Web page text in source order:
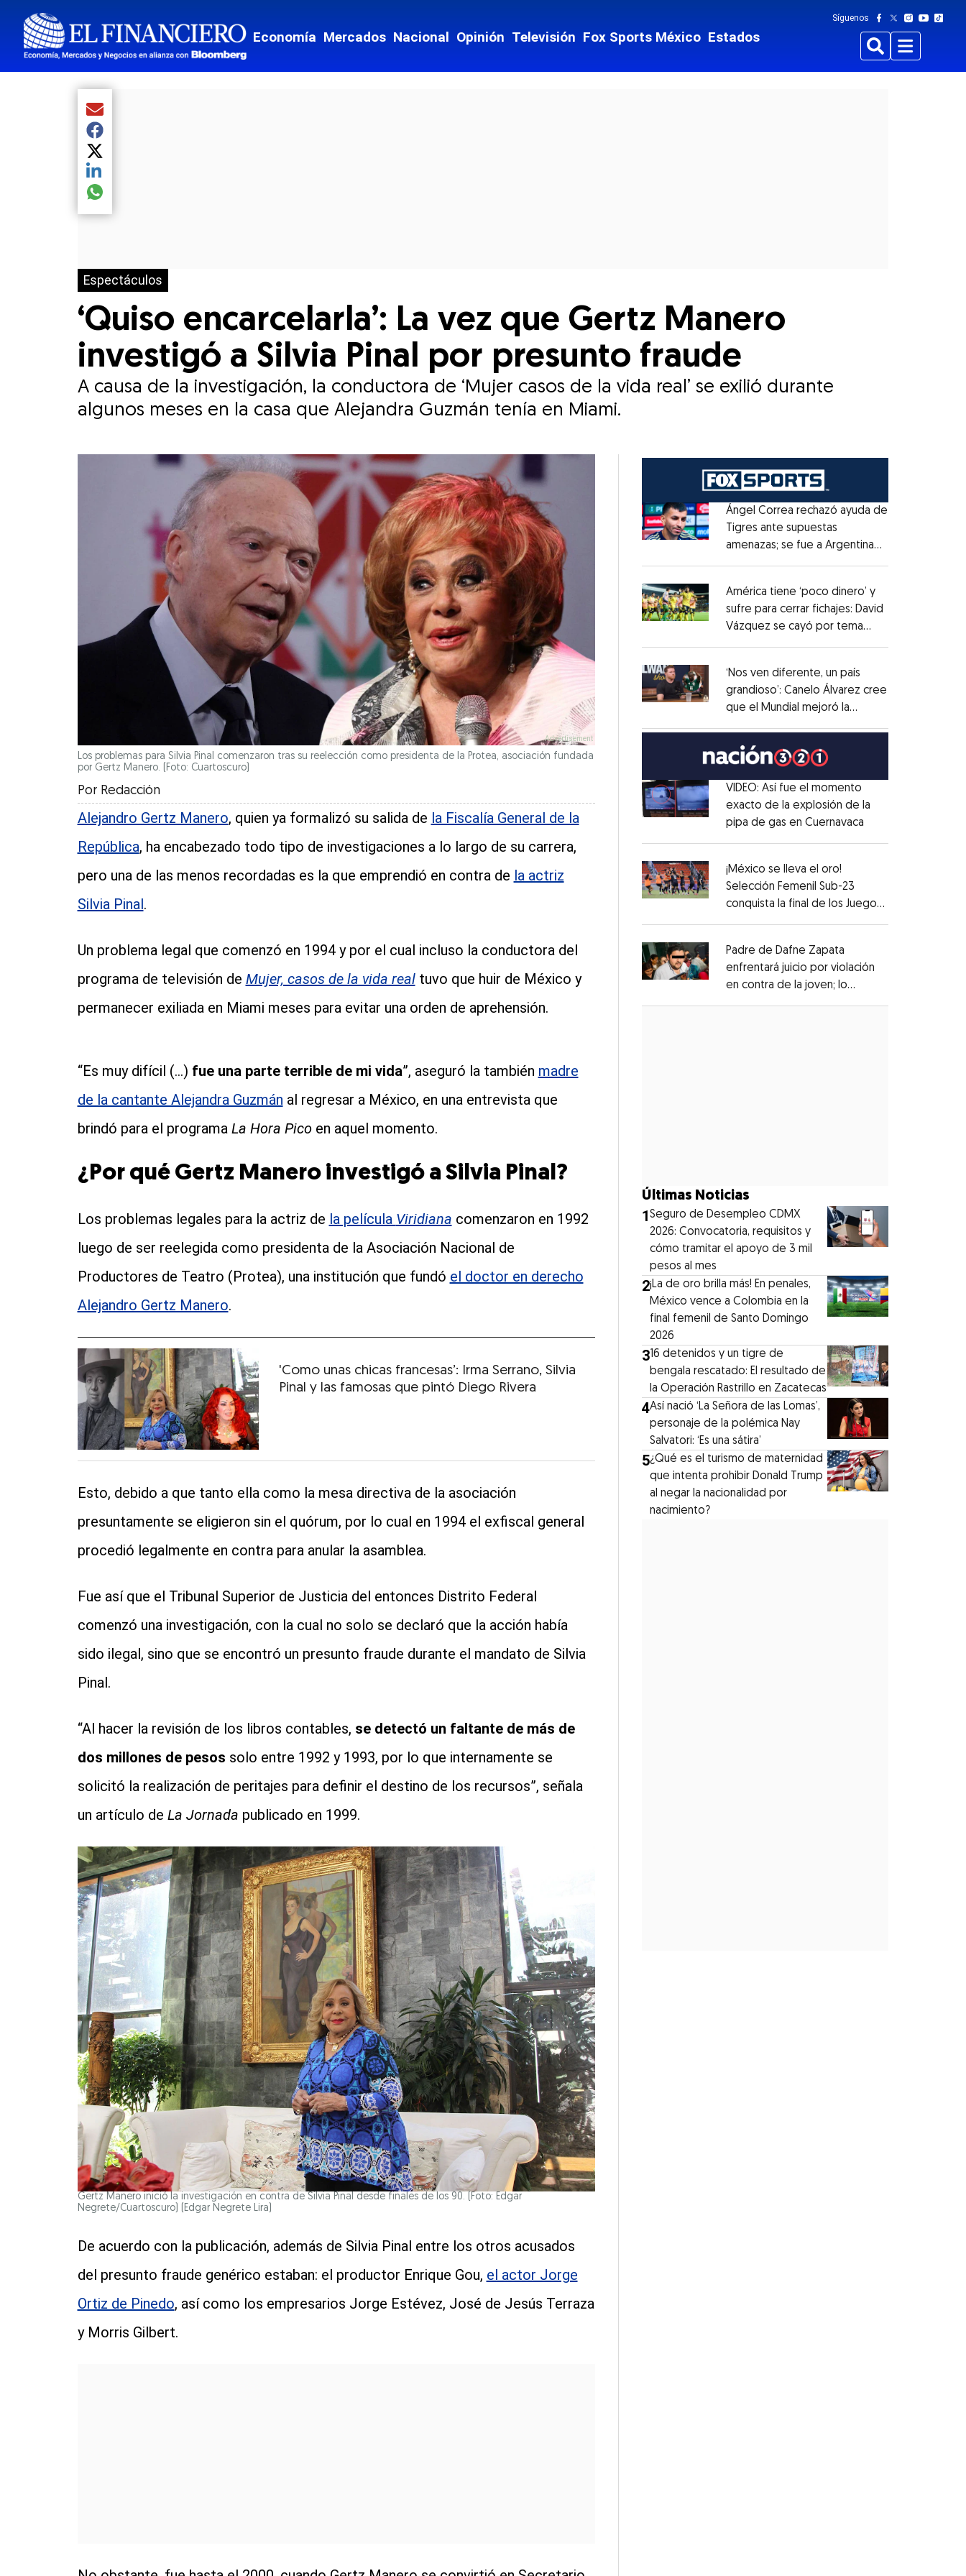
Economía Mercados Nacional Opinión Televisión Fox Sports México Estados
Síguenos
BuscarMenu
Espectáculos
‘Quiso encarcelarla’: La vez que Gertz Manero
investigó a Silvia Pinal por presunto fraude
A causa de la investigación, la conductora de ‘Mujer casos de la vida real’ se exilió durante
algunos meses en la casa que Alejandra Guzmán tenía en Miami.
Compartir el artículo actual mediante Email
Compartir el artículo actual mediante Facebook
Compartir el artículo actual mediante Twitter
Compartir el artículo actual mediante LinkedIn
Compartir el artículo actual mediante global.social-whatsapp
Los problemas para Silvia Pinal comenzaron tras su reelección como presidenta de la Protea, asociación fundada
por Gertz Manero. (Foto: Cuartoscuro)
Por Redacción
Alejandro Gertz Manero, quien ya formalizó su salida de la Fiscalía General de la
República, ha encabezado todo tipo de investigaciones a lo largo de su carrera,
pero una de las menos recordadas es la que emprendió en contra de la actriz
Silvia Pinal.
Un problema legal que comenzó en 1994 y por el cual incluso la conductora del
programa de televisión de Mujer, casos de la vida realtuvo que huir de México y
permanecer exiliada en Miami meses para evitar una orden de aprehensión.
“Es muy difícil (...) fue una parte terrible de mi vida”, aseguró la también madre
de la cantante Alejandra Guzmán al regresar a México, en una entrevista que
brindó para el programa La Hora Pico en aquel momento.
¿Por qué Gertz Manero investigó a Silvia Pinal?
Los problemas legales para la actriz de la película Viridiana comenzaron en 1992
luego de ser reelegida como presidenta de la Asociación Nacional de
Productores de Teatro (Protea), una institución que fundó el doctor en derecho
Alejandro Gertz Manero.
⁠'Como unas chicas francesas’: Irma Serrano, Silvia
Pinal y las famosas que pintó Diego Rivera
Esto, debido a que tanto ella como la mesa directiva de la asociación
presuntamente se eligieron sin el quórum, por lo cual en 1994 el exfiscal general
procedió legalmente en contra para anular la asamblea.
Fue así que el Tribunal Superior de Justicia del entonces Distrito Federal
comenzó una investigación, con la cual no solo se declaró que la acción había
sido ilegal, sino que se encontró un presunto fraude durante el mandato de Silvia
Pinal.
“Al hacer la revisión de los libros contables, se detectó un faltante de más de
dos millones de pesos solo entre 1992 y 1993, por lo que internamente se
solicitó la realización de peritajes para definir el destino de los recursos”, señala
un artículo de La Jornada publicado en 1999.
Gertz Manero inició la investigación en contra de Silvia Pinal desde finales de los 90. (Foto: Edgar
Negrete/Cuartoscuro) (Edgar Negrete Lira)
De acuerdo con la publicación, además de Silvia Pinal entre los otros acusados
del presunto fraude genérico estaban: el productor Enrique Gou, el actor Jorge
Ortiz de Pinedo, así como los empresarios Jorge Estévez, José de Jesús Terraza
y Morris Gilbert.
Opens in new window
Ángel Correa rechazó ayuda de
Tigres ante supuestas
amenazas; se fue a Argentina
Opens in new window
América tiene ‘poco dinero’ y
sufre para cerrar fichajes: David
Vázquez se cayó por tema
Opens in new window
‘Nos ven diferente, un país
grandioso’: Canelo Álvarez cree
que el Mundial mejoró la
Opens in new window
VIDEO: Así fue el momento
exacto de la explosión de la
pipa de gas en Cuernavaca
Opens in new window
¡México se lleva el oro!
Selección Femenil Sub-23
conquista la final de los Juegos
Opens in new window
Padre de Dafne Zapata
enfrentará juicio por violación
en contra de la joven; lo
Últimas Noticias
1Seguro de Desempleo CDMX
2026: Convocatoria, requisitos y
cómo tramitar el apoyo de 3 mil
pesos al mes
2¡La de oro brilla más! En penales,
México vence a Colombia en la
final femenil de Santo Domingo
2026
3 16 detenidos y un tigre de
bengala rescatado: El resultado de
la Operación Rastrillo en Zacatecas
4⁠Así nació ‘La Señora de las Lomas’,
personaje de la polémica Nay
Salvatori: ‘Es una sátira’
5¿Qué es el turismo de maternidad
que intenta prohibir Donald Trump
al negar la nacionalidad por
nacimiento?